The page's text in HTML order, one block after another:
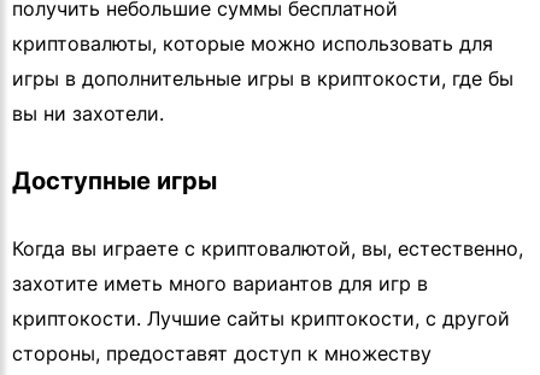
получить небольшие суммы бесплатной
криптовалюты, которые можно использовать для
игры в дополнительные игры в криптокости, где бы
вы ни захотели.
Доступные игры
Когда вы играете с криптовалютой, вы, естественно,
захотите иметь много вариантов для игр в
криптокости. Лучшие сайты криптокости, с другой
стороны, предоставят доступ к множеству